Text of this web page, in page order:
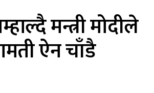
मन्त्री मोदीले
ऐन चाँडै